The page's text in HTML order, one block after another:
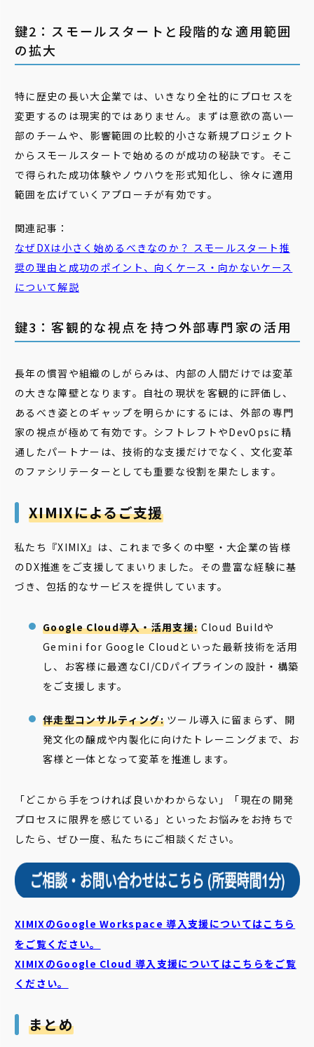
鍵2：スモールスタートと段階的な適用範囲
の拡大
特に歴史の長い大企業では、いきなり全社的にプロセスを
変更するのは現実的ではありません。まずは意欲の高い一
部のチームや、影響範囲の比較的小さな新規プロジェクト
からスモールスタートで始めるのが成功の秘訣です。そこ
で得られた成功体験やノウハウを形式知化し、徐々に適用
範囲を広げていくアプローチが有効です。
関連記事：
なぜDXは小さく始めるべきなのか？ スモールスタート 推
奨の理由と成功のポイント、向くケース・向かないケース
について解説
鍵3：客観的な視点を持つ外部専門家の活用
長年の慣習や組織のしがらみは、内部の人間だけでは変革
の大きな障壁となります。自社の現状を客観的に評価し、
あるべき姿とのギャップを明らかにするには、外部の専門
家の視点が極めて有効です。シフトレフトやDevOpsに精
通したパートナーは、技術的な支援だけでなく、文化変革
のファシリテーターとしても重要な役割を果たします。
XIMIXによるご支援
私たち『XIMIX』は、これまで多くの中堅・大企業の皆様
のDX推進をご支援してまいりました。その豊富な経験に基
づき、包括的なサービスを提供しています。
Google Cloud導入・活用支援: Cloud Buildや
Gemini for Google Cloudといった最新技術を活用
し、お客様に最適なCI/CDパイプラインの設計・構築
をご支援します。
伴走型コンサルティング:ツール導入に留まらず、開
発文化の醸成や内製化に向けたトレーニングまで、お
客様と一体となって変革を推進します。
「どこから手をつければ良いかわからない」「現在の開発
プロセスに限界を感じている」といったお悩みをお持ちで
したら、ぜひ一度、私たちにご相談ください。
XIMIXのGoogle Workspace 導入支援についてはこちら
をご覧ください。
XIMIXのGoogle Cloud 導入支援についてはこちらをご覧
ください。
まとめ